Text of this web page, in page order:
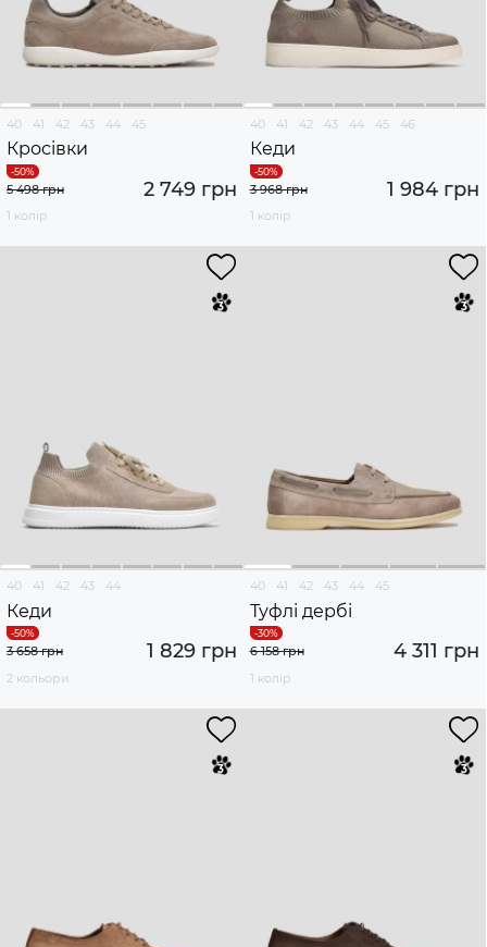
40 41 42 43 44 45
Кросівки
2 749 грн
5 498 грн
1 колір
40 41 42 43 44 45 46
Кеди
1 984 грн
3 968 грн
1 колір
40 41 42 43 44
Кеди
1 829 грн
3 658 грн
2 кольори
40 41 42 43 44 45
Туфлі дербі
4 311 грн
6 158 грн
1 колір